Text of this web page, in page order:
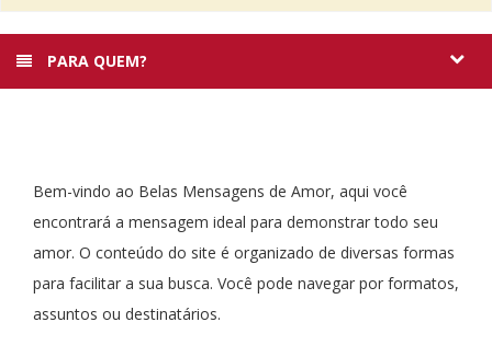
PARA QUEM?
Bem-vindo ao Belas Mensagens de Amor, aqui você
encontrará a mensagem ideal para demonstrar todo seu
amor. O conteúdo do site é organizado de diversas formas
para facilitar a sua busca. Você pode navegar por formatos,
assuntos ou destinatários.